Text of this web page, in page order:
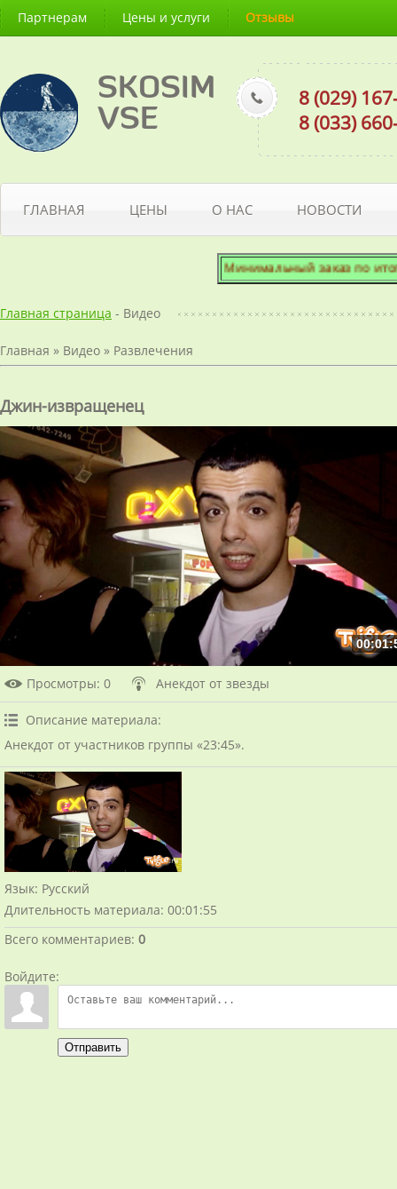
Партнерам Цены и услуги Отзывы
SKOSIM
VSE
8 (029)
8 (033)
ГЛАВНАЯ ЦЕНЫ О НАС НОВОСТИ
Минимальный заказ по
Главная страница - Видео
Главная » Видео » Развлечения
Джин-извращенец
Просмотры: 0 Анекдот от звезды
Описание материала:
Анекдот от участников группы «23:45».
Язык: Русский
Длительность материала: 00:01:55
Всего комментариев: 0
Войдите:
Отправить